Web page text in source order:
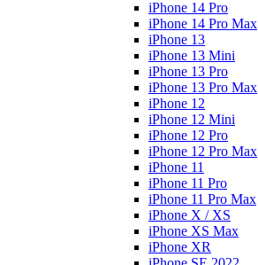
iPhone 14 Pro
iPhone 14 Pro Max
iPhone 13
iPhone 13 Mini
iPhone 13 Pro
iPhone 13 Pro Max
iPhone 12
iPhone 12 Mini
iPhone 12 Pro
iPhone 12 Pro Max
iPhone 11
iPhone 11 Pro
iPhone 11 Pro Max
iPhone X / XS
iPhone XS Max
iPhone XR